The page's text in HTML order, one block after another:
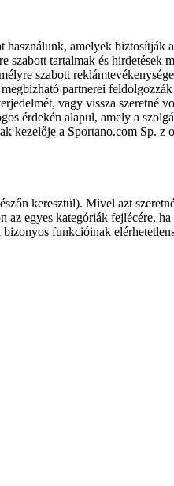
amelyek biztosítják
tartalmak és hirdetések
szabott
partnerei feldolgozzák
vagy vissza szeretné
érdekén alapul, amely a
kezelője a Sportano.com Sp. z
keresztül). Mivel azt
egyes kategóriák fejlécére,
funkcióinak